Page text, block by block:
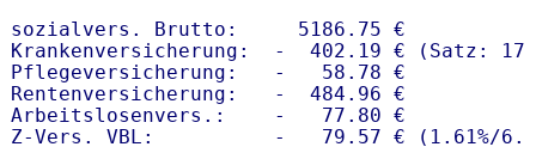
sozialvers. Brutto:     5186.75 €
Krankenversicherung:  -  402.19 € (Satz:
Pflegeversicherung:   -   58.78 €
Rentenversicherung:   -  484.96 €
Arbeitslosenvers.:    -   77.80 €
Z-Vers. VBL:          -   79.57 € ( 1.61%/